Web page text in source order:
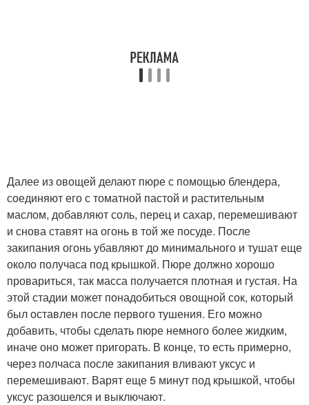
Далее из овощей делают пюре с помощью блендера,
соединяют его с томатной пастой и растительным
маслом, добавляют соль, перец и сахар, перемешивают
и снова ставят на огонь в той же посуде. После
закипания огонь убавляют до минимального и тушат еще
около получаса под крышкой. Пюре должно хорошо
провариться, так масса получается плотная и густая. На
этой стадии может понадобиться овощной сок, который
был оставлен после первого тушения. Его можно
добавить, чтобы сделать пюре немного более жидким,
иначе оно может пригорать. В конце, то есть примерно,
через полчаса после закипания вливают уксус и
перемешивают. Варят еще 5 минут под крышкой, чтобы
уксус разошелся и выключают.